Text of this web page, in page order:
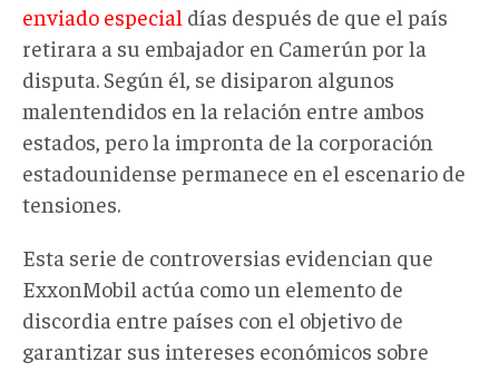
enviado especial días después de que el país
retirara a su embajador en Camerún por la
disputa. Según él, se disiparon algunos
malentendidos en la relación entre ambos
estados, pero la impronta de la corporación
estadounidense permanece en el escenario de
tensiones.
Esta serie de controversias evidencian que
ExxonMobil actúa como un elemento de
discordia entre países con el objetivo de
garantizar sus intereses económicos sobre